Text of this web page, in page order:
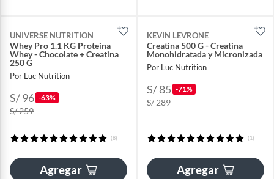
UNIVERSE NUTRITION
Whey Pro 1.1 KG Proteina
Whey - Chocolate + Creatina
250 G
Por Luc Nutrition
S/ 96 -63%
S/ 259
(8)
Agregar
KEVIN LEVRONE
Creatina 500 G - Creatina
Monohidratada y Micronizada
Por Luc Nutrition
S/ 85 -71%
S/ 289
(1)
Agregar